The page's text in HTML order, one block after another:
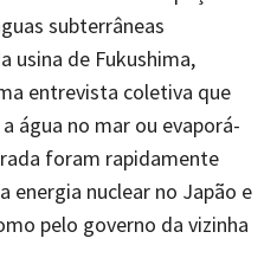
subterrâneas
usina de Fukushima,
entrevista coletiva que
água no mar ou evaporá-
foram rapidamente
energia nuclear no Japão e
pelo governo da vizinha